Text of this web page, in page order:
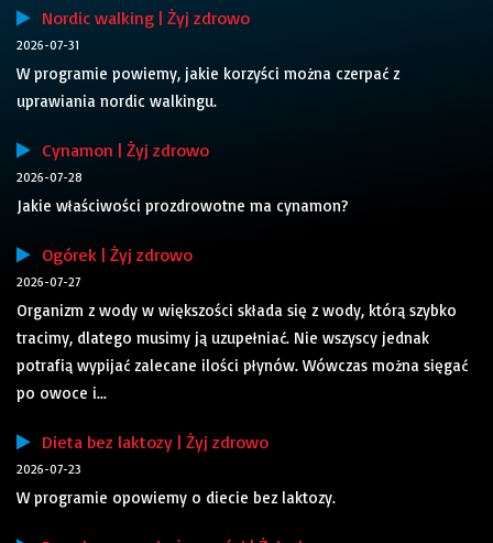
Nordic walking | Żyj zdrowo
2026-07-31
W programie powiemy, jakie korzyści można czerpać z
uprawiania nordic walkingu.
Cynamon | Żyj zdrowo
2026-07-28
Jakie właściwości prozdrowotne ma cynamon?
Ogórek | Żyj zdrowo
2026-07-27
Organizm z wody w większości składa się z wody, którą szybko
tracimy, dlatego musimy ją uzupełniać. Nie wszyscy jednak
potrafią wypijać zalecane ilości płynów. Wówczas można sięgać
po owoce i...
Dieta bez laktozy | Żyj zdrowo
2026-07-23
W programie opowiemy o diecie bez laktozy.